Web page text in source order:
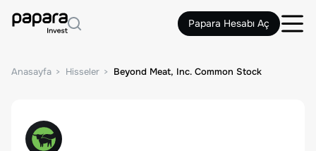
Papara Hesabı Aç
Anasayfa Hisseler Beyond Meat, Inc. Common Stock